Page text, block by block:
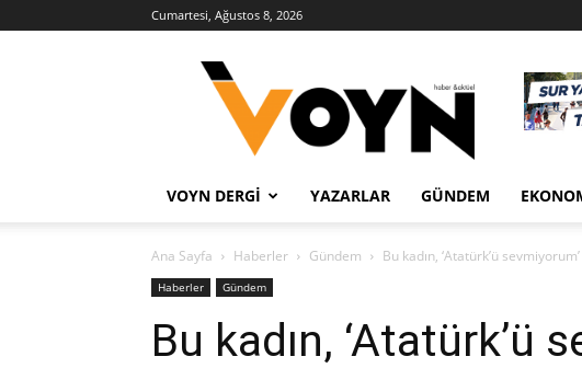
Cumartesi, Ağustos 8, 2026
Haber
VOYN DERGI YAZARLAR GÜNDEM
Ana Sayfa Haberler Gündem Bu kadın, ‘Atatürk’ü
Haberler Gündem
Bu kadın, ‘Atatürk’ü